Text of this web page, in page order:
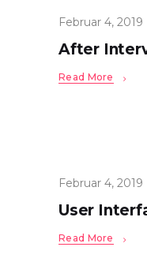
Februar 4, 2019
After
Read More
Februar 4, 2019
User
Read More